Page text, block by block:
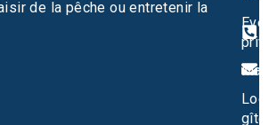
de la pêche ou entretenir la
privé
gîtes